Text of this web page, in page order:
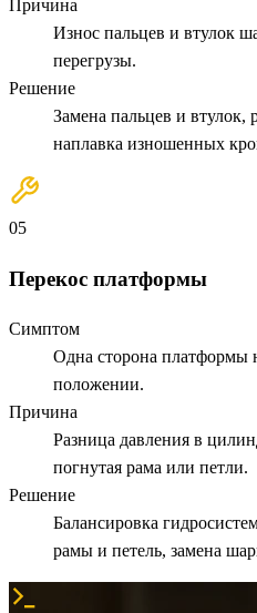
Причина
Износ пальцев и втулок
перегрузы.
Решение
Замена пальцев и втулок,
наплавка изношенных
05
Перекос платформы
Симптом
Одна сторона платформы
положении.
Причина
Разница давления в
погнутая рама или петли.
Решение
Балансировка
рамы и петель, замена